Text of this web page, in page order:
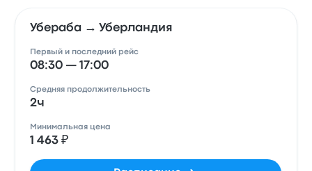
Убераба → Уберландия
Первый и последний рейс
08:30 — 17:00
Средняя продолжительность
2ч
Минимальная цена
1 463 ₽